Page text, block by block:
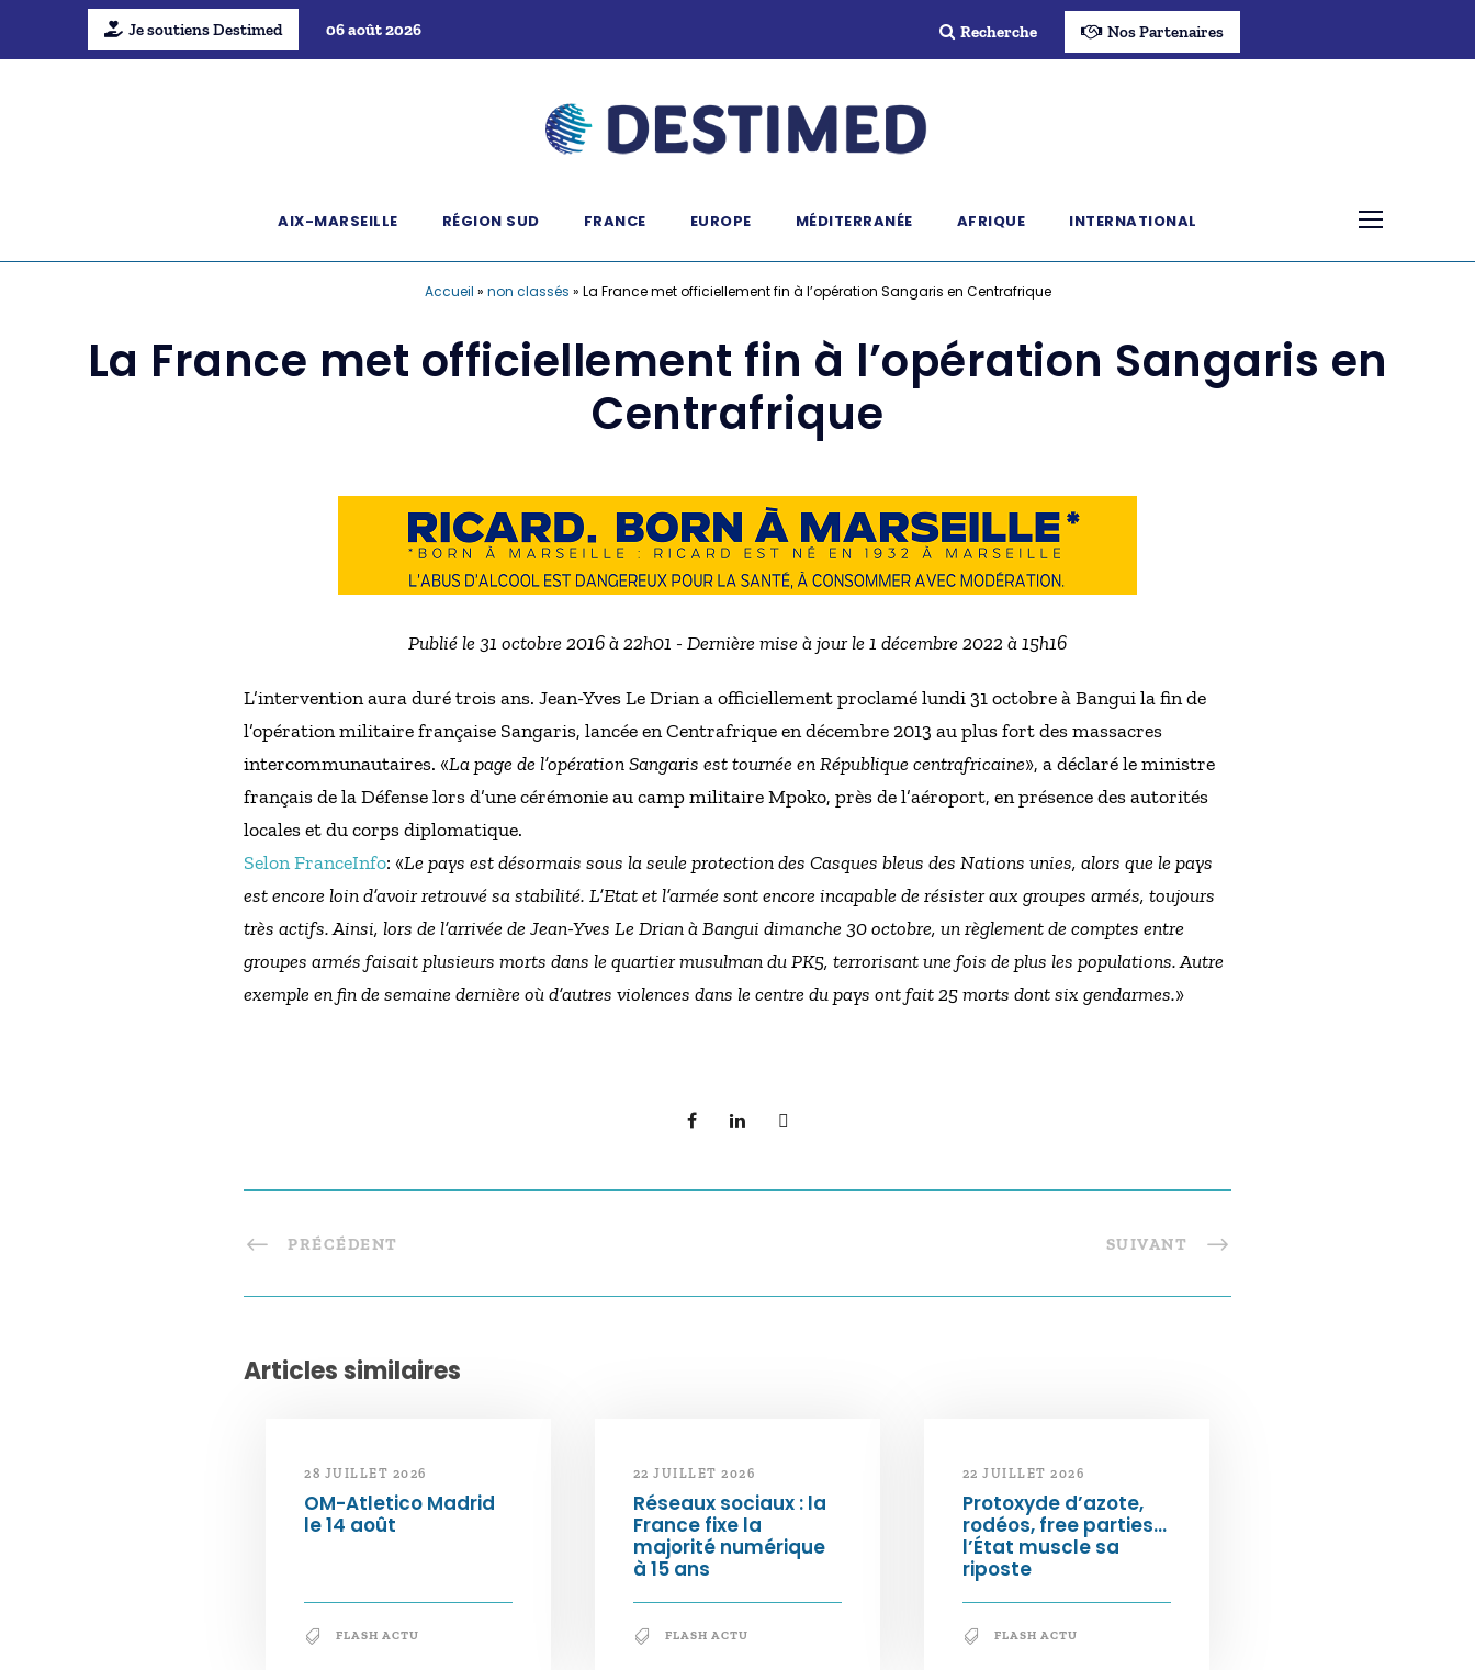
Je soutiens Destimed 06 août 2026 Recherche Nos Partenaires
AIX-MARSEILLE RÉGION SUD FRANCE EUROPE MÉDITERRANÉE AFRIQUE INTERNATIONAL
Accueil » non classés » La France met officiellement fin à l’opération Sangaris en Centrafrique
La France met officiellement fin à l’opération Sangaris en
Centrafrique
Publié le 31 octobre 2016 à 22h01 - Dernière mise à jour le 1 décembre 2022 à 15h16
L’intervention aura duré trois ans. Jean-Yves Le Drian a officiellement proclamé lundi 31 octobre à Bangui la fin de
l’opération militaire française Sangaris, lancée en Centrafrique en décembre 2013 au plus fort des massacres
intercommunautaires. «La page de l’opération Sangaris est tournée en République centrafricaine», a déclaré le ministre
français de la Défense lors d’une cérémonie au camp militaire Mpoko, près de l’aéroport, en présence des autorités
locales et du corps diplomatique.
Selon FranceInfo: «Le pays est désormais sous la seule protection des Casques bleus des Nations unies, alors que le pays
est encore loin d’avoir retrouvé sa stabilité. L’Etat et l’armée sont encore incapable de résister aux groupes armés, toujours
très actifs. Ainsi, lors de l’arrivée de Jean-Yves Le Drian à Bangui dimanche 30 octobre, un règlement de comptes entre
groupes armés faisait plusieurs morts dans le quartier musulman du PK5, terrorisant une fois de plus les populations. Autre
exemple en fin de semaine dernière où d’autres violences dans le centre du pays ont fait 25 morts dont six gendarmes.»
PRÉCÉDENT SUIVANT
Articles similaires
28 JUILLET 2026
OM-Atletico Madrid
le 14 août
FLASH ACTU
22 JUILLET 2026
Réseaux sociaux : la
France fixe la
majorité numérique
à 15 ans
FLASH ACTU
22 JUILLET 2026
Protoxyde d’azote,
rodéos, free parties…
l’État muscle sa
riposte
FLASH ACTU